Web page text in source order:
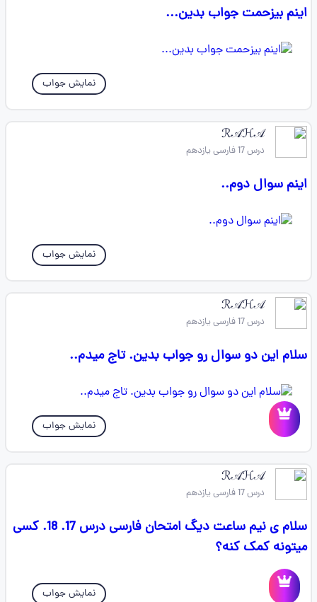
اینم بیزحمت جواب بدین...
نمایش جواب
ℛ𝒜ℋ𝒜
درس 17 فارسی یازدهم
اینم سوال دوم..
نمایش جواب
ℛ𝒜ℋ𝒜
درس 17 فارسی یازدهم
سلام این دو سوال رو جواب بدین. تاج میدم..
نمایش جواب
ℛ𝒜ℋ𝒜
درس 17 فارسی یازدهم
سلام ی نیم ساعت دیگ امتحان فارسی درس 17. 18. کسی
میتونه کمک کنه؟
نمایش جواب